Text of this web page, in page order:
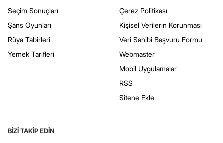
Seçim Sonuçları
Şans Oyunları
Rüya Tabirleri
Yemek Tarifleri
Çerez Politikası
Kişisel Verilerin Korunması
Veri Sahibi Başvuru Formu
Webmaster
Mobil Uygulamalar
RSS
Sitene Ekle
BİZİ TAKİP EDİN